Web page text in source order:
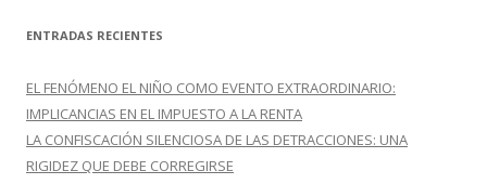
c
r
:
ENTRADAS RECIENTES
EL FENÓMENO EL NIÑO COMO EVENTO EXTRAORDINARIO:
IMPLICANCIAS EN EL IMPUESTO A LA RENTA
LA CONFISCACIÓN SILENCIOSA DE LAS DETRACCIONES: UNA
RIGIDEZ QUE DEBE CORREGIRSE